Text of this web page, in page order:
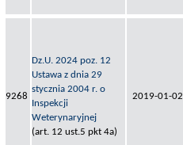
9268
Dz.U. 2024 poz. 12
Ustawa z dnia 29
stycznia 2004 r. o
Inspekcji
Weterynaryjnej
(art. 12 ust.5 pkt 4a)
2019-01-02